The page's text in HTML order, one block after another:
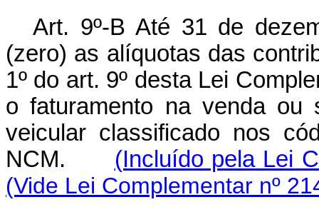
Art. 9º-B Até 31 de
(zero) as alíquotas das
1º do art. 9º desta Lei
o faturamento na venda ou
veicular classificado nos
NCM.
(Incluído pela Lei
(Vide Lei Complementar nº